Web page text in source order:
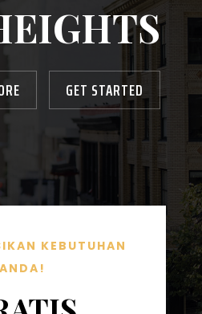
GET STARTED
KEBUTUHAN
ANDA!